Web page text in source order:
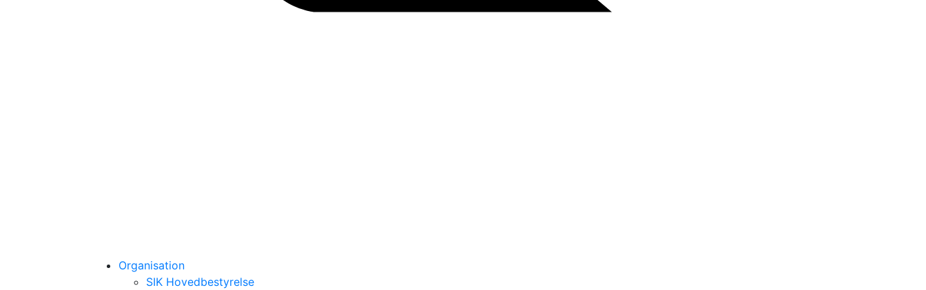
Organisation
SIK Hovedbestyrelse